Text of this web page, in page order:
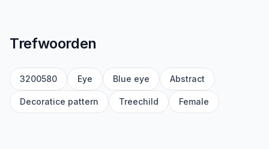
Trefwoorden
3200580 Eye Blue eye Abstract
Decoratice pattern Treechild Female